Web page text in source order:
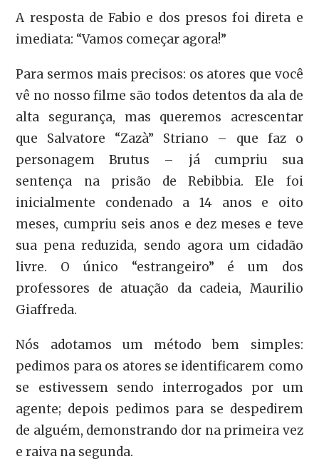
A resposta de Fabio e dos presos foi direta e
imediata: “Vamos começar agora!”
Para sermos mais precisos: os atores que você
vê no nosso filme são todos detentos da ala de
alta segurança, mas queremos acrescentar
que Salvatore “Zazà” Striano – que faz o
personagem Brutus – já cumpriu sua
sentença na prisão de Rebibbia. Ele foi
inicialmente condenado a 14 anos e oito
meses, cumpriu seis anos e dez meses e teve
sua pena reduzida, sendo agora um cidadão
livre. O único “estrangeiro” é um dos
professores de atuação da cadeia, Maurilio
Giaffreda.
Nós adotamos um método bem simples:
pedimos para os atores se identificarem como
se estivessem sendo interrogados por um
agente; depois pedimos para se despedirem
de alguém, demonstrando dor na primeira vez
e raiva na segunda.